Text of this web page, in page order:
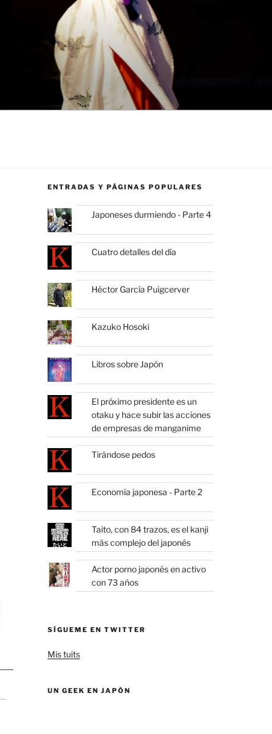
ENTRADAS Y PÁGINAS POPULARES
Japoneses durmiendo - Parte 4
Cuatro detalles del día
Héctor García Puigcerver
Kazuko Hosoki
Libros sobre Japón
El próximo presidente es un
otaku y hace subir las acciones
de empresas de manganime
Tirándose pedos
Economía japonesa - Parte 2
Taito, con 84 trazos, es el kanji
más complejo del japonés
Actor porno japonés en activo
con 73 años
SÍGUEME EN TWITTER
Mis tuits
UN GEEK EN JAPÓN